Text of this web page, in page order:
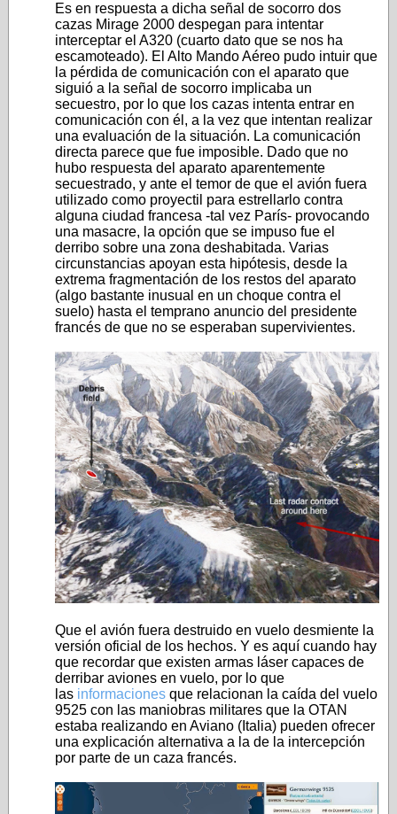
Es en respuesta a dicha señal de socorro dos
cazas Mirage 2000 despegan para intentar
interceptar el A320 (cuarto dato que se nos ha
escamoteado). El Alto Mando Aéreo pudo intuir que
la pérdida de comunicación con el aparato que
siguió a la señal de socorro implicaba un
secuestro, por lo que los cazas intenta entrar en
comunicación con él, a la vez que intentan realizar
una evaluación de la situación. La comunicación
directa parece que fue imposible. Dado que no
hubo respuesta del aparato aparentemente
secuestrado, y ante el temor de que el avión fuera
utilizado como proyectil para estrellarlo contra
alguna ciudad francesa -tal vez París- provocando
una masacre, la opción que se impuso fue el
derribo sobre una zona deshabitada. Varias
circunstancias apoyan esta hipótesis, desde la
extrema fragmentación de los restos del aparato
(algo bastante inusual en un choque contra el
suelo) hasta el temprano anuncio del presidente
francés de que no se esperaban supervivientes.
Que el avión fuera destruido en vuelo desmiente la
versión oficial de los hechos. Y es aquí cuando hay
que recordar que existen armas láser capaces de
derribar aviones en vuelo, por lo que
las informaciones que relacionan la caída del vuelo
9525 con las maniobras militares que la OTAN
estaba realizando en Aviano (Italia) pueden ofrecer
una explicación alternativa a la de la intercepción
por parte de un caza francés.